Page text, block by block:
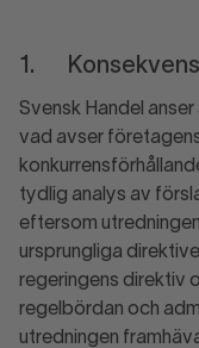
1.
Svensk Handel
vad avser
tydlig analys av
eftersom
ursprungliga
regeringens direktiv
regelbördan och
utredningen